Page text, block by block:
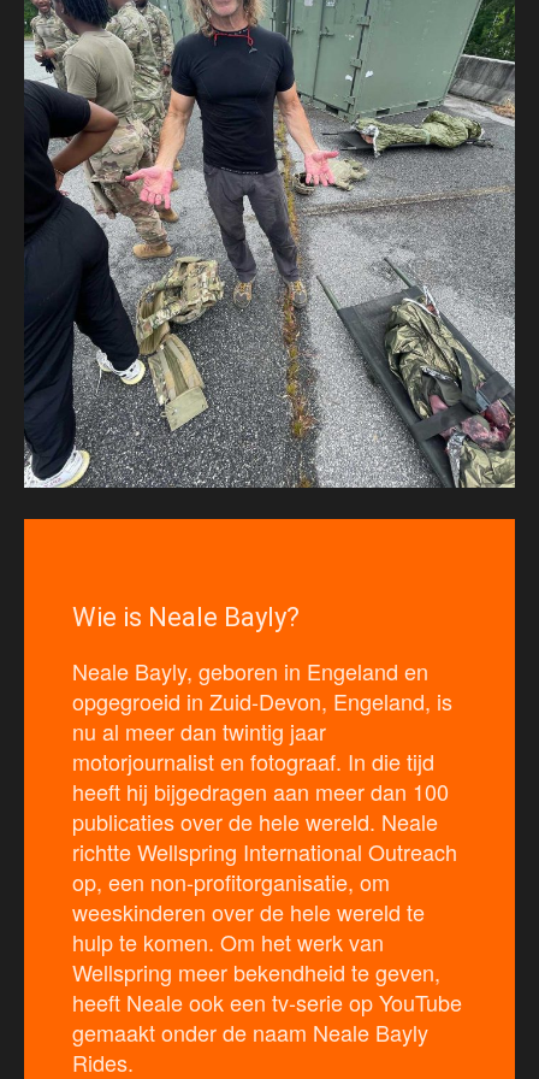
Wie is Neale Bayly?
Neale Bayly, geboren in Engeland en
opgegroeid in Zuid-Devon, Engeland, is
nu al meer dan twintig jaar
motorjournalist en fotograaf. In die tijd
heeft hij bijgedragen aan meer dan 100
publicaties over de hele wereld. Neale
richtte Wellspring International Outreach
op, een non-profitorganisatie, om
weeskinderen over de hele wereld te
hulp te komen. Om het werk van
Wellspring meer bekendheid te geven,
heeft Neale ook een tv-serie op YouTube
gemaakt onder de naam Neale Bayly
Rides.